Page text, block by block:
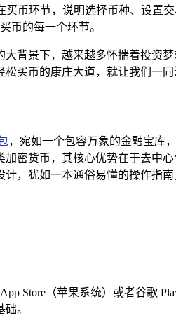
买币环节，说明选择币种、设
币的每一个环节。
背景下，越来越多怀揣着投资
买币的康庄大道，就让我们一
，宛如一个包容万象的金融宝库
密货币，其核心优势在于去中
，犹如一本通俗易懂的操作指
Store（苹果系统）或者谷歌
。